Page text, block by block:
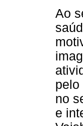
Ao
pelo
no
e